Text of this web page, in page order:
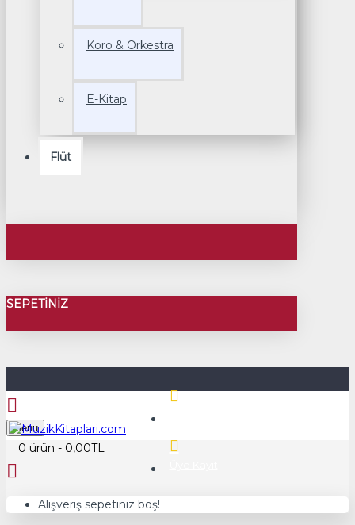
Koro & Orkestra
E-Kitap
Flüt
SEPETINIZ
Menu
0 ürün - 0,00TL
Alışveriş sepetiniz boş!